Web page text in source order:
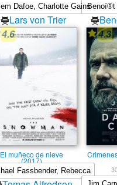
Lars von Trier
4.6
El muñeco de nieve
(2017)
4.3